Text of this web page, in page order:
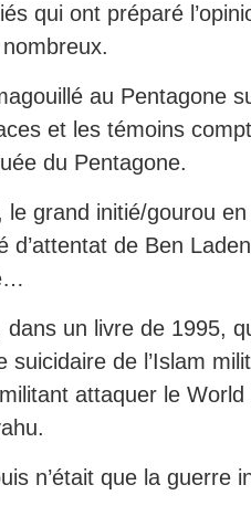
qui ont préparé
au Pentagone
et les témoins
du Pentagone.
grand initié/gourou
d’attentat de Ben
un livre de 1995,
suicidaire de l’Islam
attaquer le
n’était que la guerre